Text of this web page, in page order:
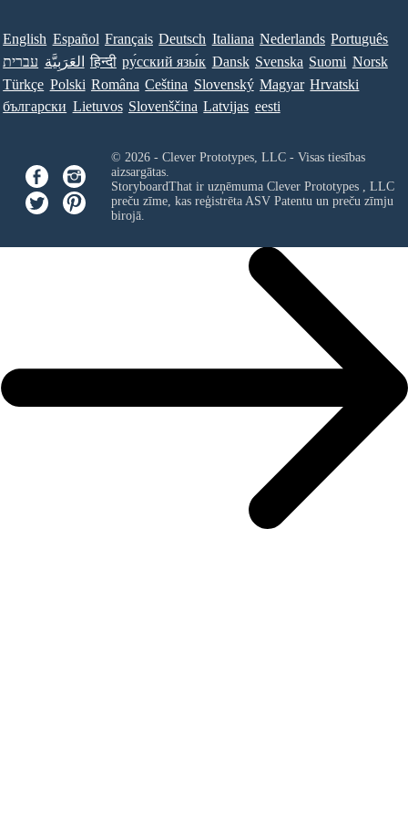
English Español Français Deutsch Italiana Nederlands Português
עברית العَرَبِيَّة हिन्दी ру́сский язы́к Dansk Svenska Suomi Norsk
Türkçe Polski Româna Ceština Slovenský Magyar Hrvatski
български Lietuvos Slovenščina Latvijas eesti
© 2026 - Clever Prototypes, LLC - Visas tiesības
aizsargātas.
StoryboardThat ir uzņēmuma Clever Prototypes , LLC
preču zīme, kas reģistrēta ASV Patentu un preču zīmju
birojā.